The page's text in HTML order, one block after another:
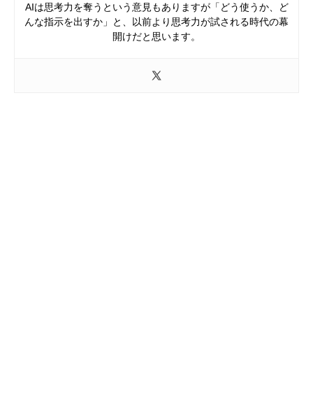
AIは思考力を奪うという意見もありますが「どう使うか、ど
んな指示を出すか」と、以前より思考力が試される時代の幕
開けだと思います。